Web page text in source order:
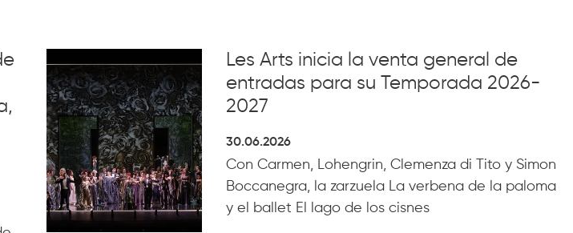
Les Arts inicia la venta general de
entradas para su Temporada 2026-
2027
30.06.2026
Con Carmen, Lohengrin, Clemenza di Tito y Simon
Boccanegra, la zarzuela La verbena de la paloma
y el ballet El lago de los cisnes